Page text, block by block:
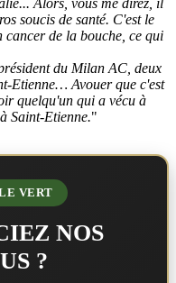
Alors, vous me direz, il
soucis de santé. C'est le
de la bouche, ce qui
du Milan AC, deux
Etienne… Avouer que c'est
quelqu'un qui a vécu à
Saint-Etienne."
VERT
NOS
?